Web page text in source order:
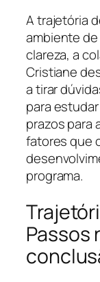
A trajetória
ambiente de
clareza, a
Cristiane
a tirar
para
prazos para
fatores que
programa.
Passos